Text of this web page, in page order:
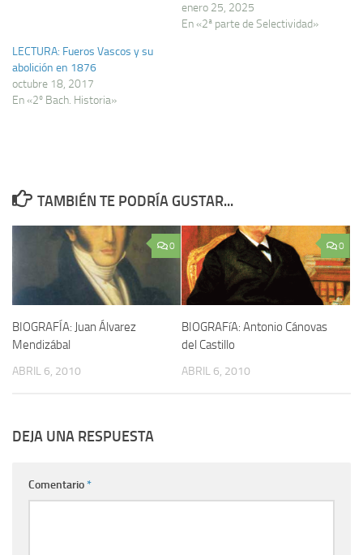
enero 25, 2025
En «2ª parte de Selectividad»
LECTURA: Fueros Vascos y su
abolición en 1876
octubre 18, 2017
En «2º Bach. Historia»
TAMBIÉN TE PODRÍA GUSTAR...
0
BIOGRAFÍA: Juan Álvarez
Mendizábal
ABRIL 6, 2010
0
BIOGRAFíA: Antonio Cánovas
del Castillo
ABRIL 6, 2010
DEJA UNA RESPUESTA
Comentario*